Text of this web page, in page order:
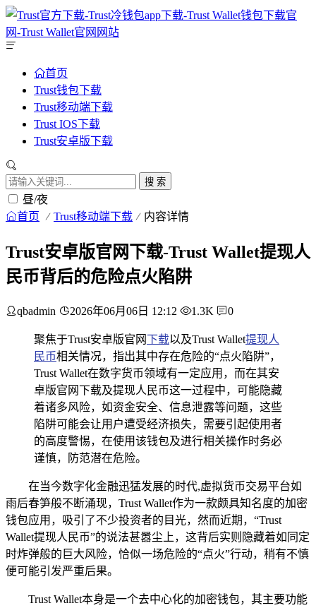
首页
Trust钱包下载
Trust移动端下载
Trust IOS下载
Trust安卓版下载
搜 索
昼/夜
首页 Trust移动端下载 内容详情
Trust安卓版官网下载-Trust Wallet提现人
民币背后的危险点火陷阱
qbadmin 2026年06月06日 12:12 1.3K 0
聚焦于Trust安卓版官网下载以及Trust Wallet提现人
民币相关情况，指出其中存在危险的“点火陷阱”，
Trust Wallet在数字货币领域有一定应用，而在其安
卓版官网下载及提现人民币这一过程中，可能隐藏
着诸多风险，如资金安全、信息泄露等问题，这些
陷阱可能会让用户遭受经济损失，需要引起使用者
的高度警惕，在使用该钱包及进行相关操作时务必
谨慎，防范潜在危险。
在当今数字化金融迅猛发展的时代,虚拟货币交易平台如
雨后春笋般不断涌现，Trust Wallet作为一款颇具知名度的加密
钱包应用，吸引了不少投资者的目光，然而近期，“Trust
Wallet提现人民币”的说法甚嚣尘上，这背后实则隐藏着如同定
时炸弹般的巨大风险，恰似一场危险的“点火”行动，稍有不慎
便可能引发严重后果。
Trust Wallet本身是一个去中心化的加密钱包，其主要功能